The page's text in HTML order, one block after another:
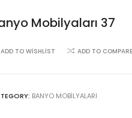
Mobilyaları 37
ADD TO WISHLIST ADD TO COMPARE
BANYO MOBILYALARI